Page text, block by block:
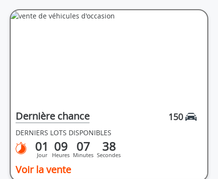
Dernière chance 150
DERNIERS LOTS DISPONIBLES
01
Jour
09
Heures
07
Minutes
38
Secondes
Voir la vente